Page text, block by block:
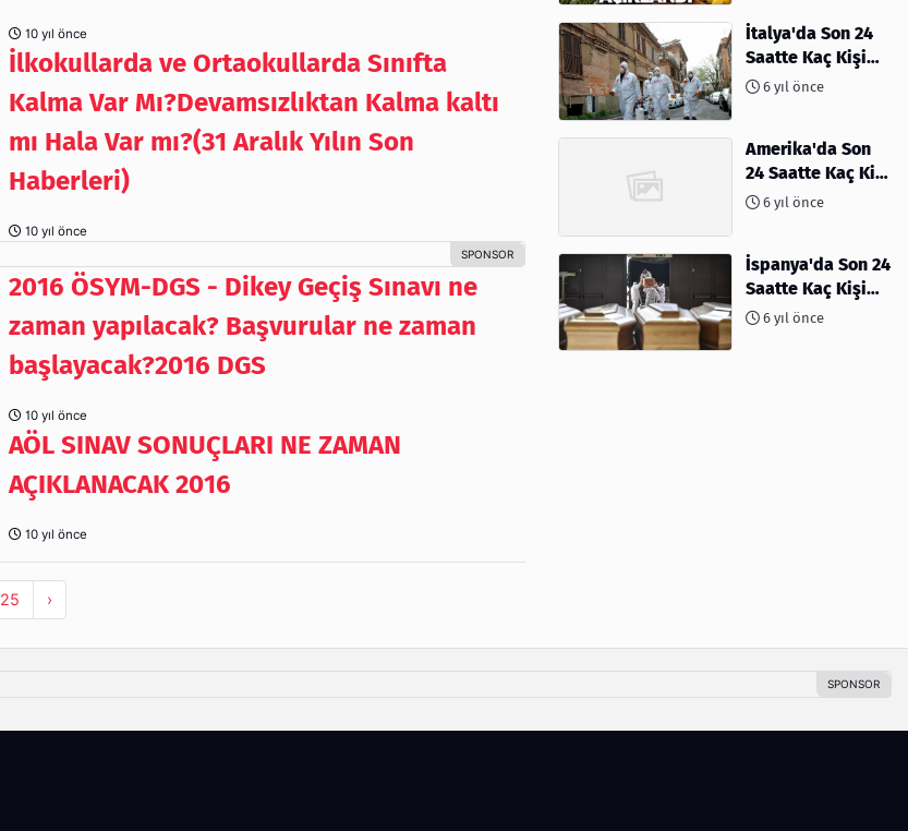
10 yıl önce
İlkokullarda ve Ortaokullarda Sınıfta
Kalma Var Mı?Devamsızlıktan Kalma kaltı
mı Hala Var mı?(31 Aralık Yılın Son
Haberleri)
10 yıl önce
2016 ÖSYM-DGS - Dikey Geçiş Sınavı ne
zaman yapılacak? Başvurular ne zaman
başlayacak?2016 DGS
10 yıl önce
AÖL SINAV SONUÇLARI NE ZAMAN
AÇIKLANACAK 2016
10 yıl önce
25 ›
İtalya'da Son 24
Saatte Kaç Kişi
Öldü6 yıl önce
Amerika'da Son
24 Saatte Kaç Kişi
Öldü - 06 Nisan
6 yıl önce
İspanya'da Son 24
Saatte Kaç Kişi
Öldü6 yıl önce